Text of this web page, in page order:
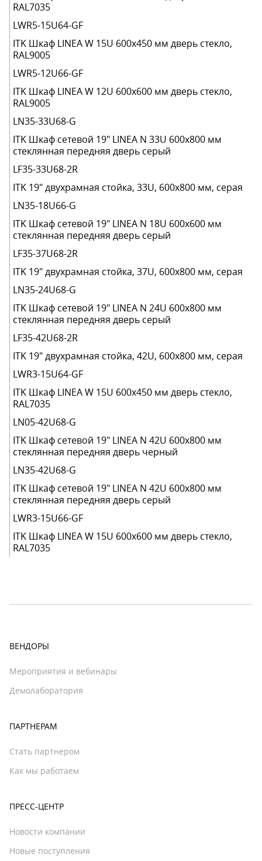
RAL7035
LWR5-15U64-GF
ITK Шкаф LINEA W 15U 600x450 мм дверь стекло,
RAL9005
LWR5-12U66-GF
ITK Шкаф LINEA W 12U 600x600 мм дверь стекло,
RAL9005
LN35-33U68-G
ITK Шкаф сетевой 19" LINEA N 33U 600х800 мм
стеклянная передняя дверь серый
LF35-33U68-2R
ITK 19" двухрамная стойка, 33U, 600x800 мм, серая
LN35-18U66-G
ITK Шкаф сетевой 19" LINEA N 18U 600х600 мм
стеклянная передняя дверь серый
LF35-37U68-2R
ITK 19" двухрамная стойка, 37U, 600x800 мм, серая
LN35-24U68-G
ITK Шкаф сетевой 19" LINEA N 24U 600х800 мм
стеклянная передняя дверь серый
LF35-42U68-2R
ITK 19" двухрамная стойка, 42U, 600x800 мм, серая
LWR3-15U64-GF
ITK Шкаф LINEA W 15U 600x450 мм дверь стекло,
RAL7035
LN05-42U68-G
ITK Шкаф сетевой 19" LINEA N 42U 600х800 мм
стеклянная передняя дверь черный
LN35-42U68-G
ITK Шкаф сетевой 19" LINEA N 42U 600х800 мм
стеклянная передняя дверь серый
LWR3-15U66-GF
ITK Шкаф LINEA W 15U 600x600 мм дверь стекло,
RAL7035
ВЕНДОРЫ
Мероприятия и вебинары
Демолаборатория
ПАРТНЕРАМ
Стать партнером
Как мы работаем
ПРЕСС-ЦЕНТР
Новости компании
Новые поступления